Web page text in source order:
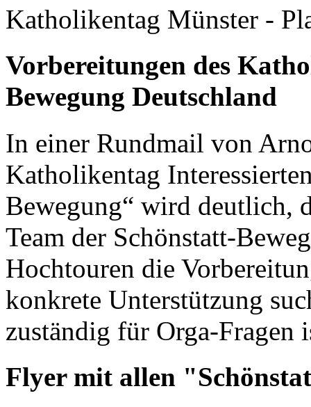
Katholikentag Münster -
Vorbereitungen des
Bewegung Deutschland
In einer Rundmail von
Katholikentag
Bewegung“ wird deutlich,
Team der Schönstatt-
Hochtouren die
konkrete Unterstützung
zuständig für Orga-Fragen
Flyer mit allen